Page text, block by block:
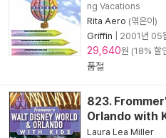
ng Vacations
Rita Aero (엮은이)
Griffin
2001년 05
29,640원 (18% 할
품절
823.
Orlando with
Laura Lea Miller